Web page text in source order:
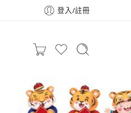
登入/註冊